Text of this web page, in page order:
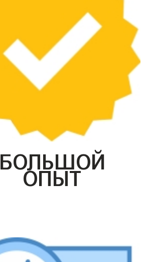
БОЛЬШОЙ
ОПЫТ